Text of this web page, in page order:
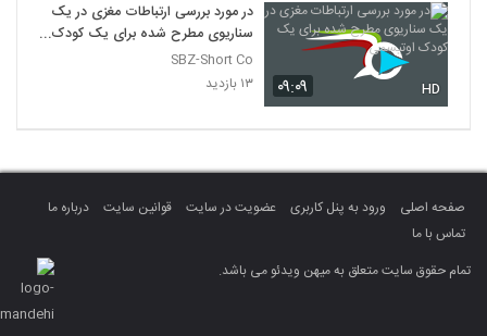
۰۹:۰۹ HD
در مورد بررسی ارتباطات مغزی در یک
سناریوی مطرح شده برای یک کودک
اوتیسمی
SBZ-Short Co
۱۳ بازدید
صفحه اصلی ورود به پنل کاربری عضویت در سایت قوانین سایت
درباره ما
تماس با ما
تمام حقوق سایت متعلق به میهن ویدئو می باشد.